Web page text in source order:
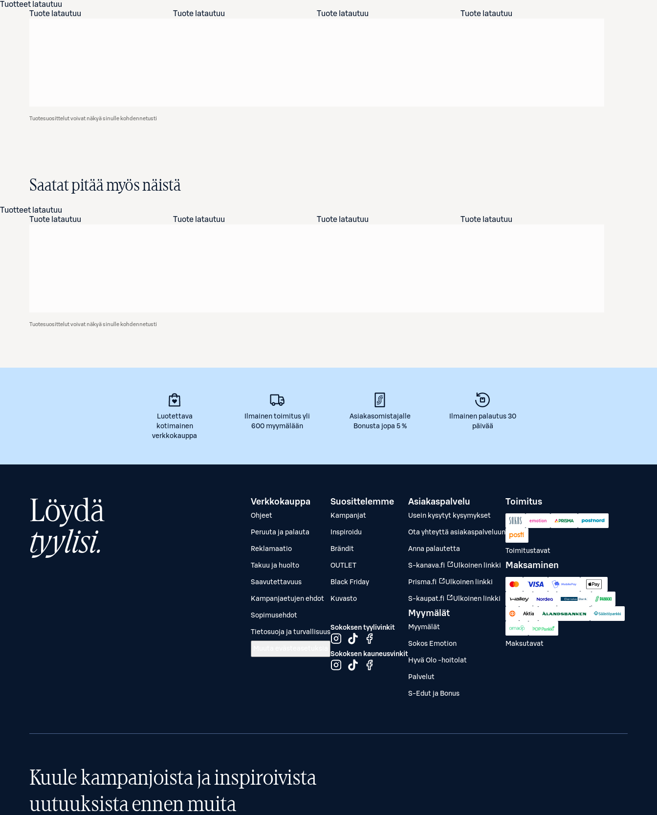
Tuotteet latautuu
Tuote latautuu
Tuote latautuu Tuote latautuu Tuote latautuu
Tuotesuosittelut voivat näkyä sinulle kohdennetusti
Saatat pitää myös näistä
Tuotteet latautuu
Tuote latautuu
Tuote latautuu Tuote latautuu Tuote latautuu
Tuotesuosittelut voivat näkyä sinulle kohdennetusti
Luotettava
kotimainen
verkkokauppa
Ilmainen toimitus yli
600 myymälään
Asiakasomistajalle
Bonusta jopa 5 %
Ilmainen palautus 30
päivää
Löydä
tyylisi.
Verkkokauppa
Ohjeet
Peruuta ja palauta
Reklamaatio
Takuu ja huolto
Saavutettavuus
Kampanjaetujen ehdot
Sopimusehdot
Tietosuoja ja turvallisuus
Suosittelemme
Kampanjat
Inspiroidu
Brändit
OUTLET
Black Friday
Kuvasto
Sokoksen tyylivinkit
Sokoksen kauneusvinkit
Asiakaspalvelu
Usein kysytyt kysymykset
Ota yhteyttä asiakaspalveluun
Anna palautetta
S-kanava.fi Ulkoinen linkki
Prisma.fi Ulkoinen linkki
S-kaupat.fi Ulkoinen linkki
Myymälät
Myymälät
Sokos Emotion
Hyvä Olo -hoitolat
Palvelut
S-Edut ja Bonus
Toimitus
Toimitustavat
Maksaminen
Maksutavat
Kuule kampanjoista ja inspiroivista
uutuuksista ennen muita